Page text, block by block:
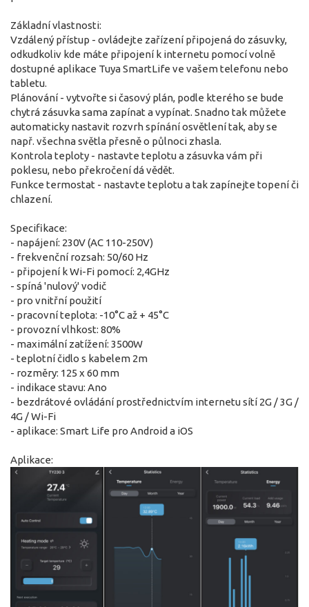
Základní vlastnosti:
Vzdálený přístup - ovládejte zařízení připojená do zásuvky,
odkudkoliv kde máte připojení k internetu pomocí volně
dostupné aplikace Tuya SmartLife ve vašem telefonu nebo
tabletu.
Plánování - vytvořte si časový plán, podle kterého se bude
chytrá zásuvka sama zapínat a vypínat. Snadno tak můžete
automaticky nastavit rozvrh spínání osvětlení tak, aby se
např. všechna světla přesně o půlnoci zhasla.
Kontrola teploty - nastavte teplotu a zásuvka vám při
poklesu, nebo překročení dá vědět.
Funkce termostat - nastavte teplotu a tak zapínejte topení či
chlazení.
Specifikace:
- napájení: 230V (AC 110-250V)
- frekvenční rozsah: 50/60 Hz
- připojení k Wi-Fi pomocí: 2,4GHz
- spíná 'nulový' vodič
- pro vnitřní použití
- pracovní teplota: -10°C až + 45°C
- provozní vlhkost: 80%
- maximální zatížení: 3500W
- teplotní čidlo s kabelem 2m
- rozměry: 125 x 60 mm
- indikace stavu: Ano
- bezdrátové ovládání prostřednictvím internetu sítí 2G / 3G /
4G / Wi-Fi
- aplikace: Smart Life pro Android a iOS
Aplikace: